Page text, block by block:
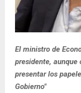
El ministro de
presidente, aunque
presentar los
Gobierno"